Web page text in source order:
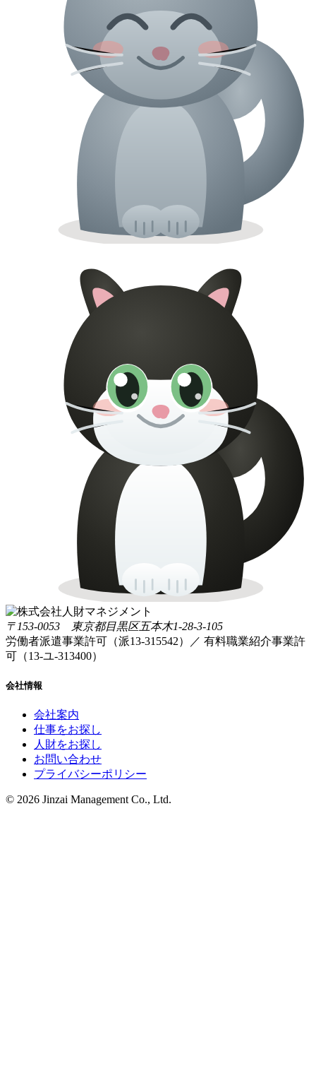
〒153-0053 東京都目黒区五本木1-28-3-105
労働者派遣事業許可（派13-315542）／ 有料職業紹介事業許
可（13-ユ-313400）
会社情報
会社案内
仕事をお探し
人財をお探し
お問い合わせ
プライバシーポリシー
© 2026 Jinzai Management Co., Ltd.